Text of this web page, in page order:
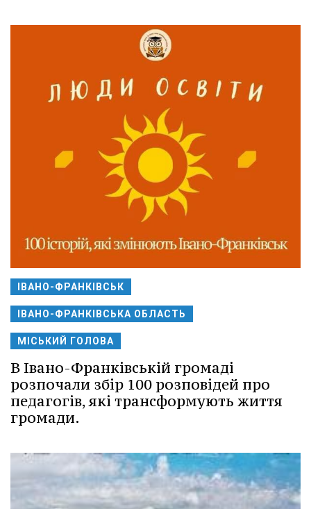
ІВАНО-ФРАНКІВСЬК
ІВАНО-ФРАНКІВСЬКА ОБЛАСТЬ
МІСЬКИЙ ГОЛОВА
В Івано-Франківській громаді
розпочали збір 100 розповідей про
педагогів, які трансформують життя
громади.